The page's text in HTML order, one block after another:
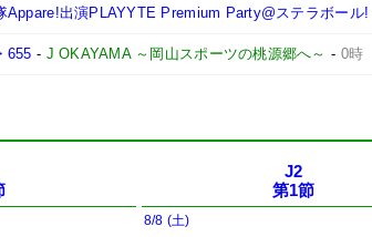
Appare!出演PLAYYTE Premium Party@ステラボール!
655 - J OKAYAMA ～岡山スポーツの桃源郷へ～ - 0時
J2
第1節
8/8 (土)